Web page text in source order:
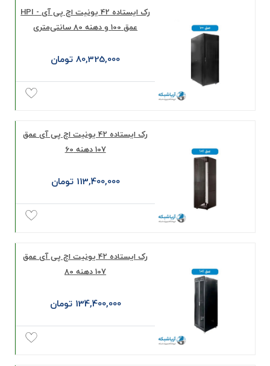
رک ایستاده 42 یونیت اچ پی آی - HPI
عمق 100 و دهنه 80 سانتی‌متری
80,325,000 تومان
رک ایستاده 42 یونیت اچ پی آی عمق
107 دهنه 60
113,400,000 تومان
رک ایستاده 42 یونیت اچ پی آی عمق
107 دهنه 80
134,400,000 تومان